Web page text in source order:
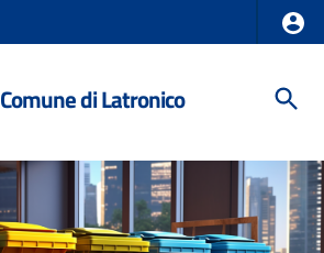
Comune di Latronico